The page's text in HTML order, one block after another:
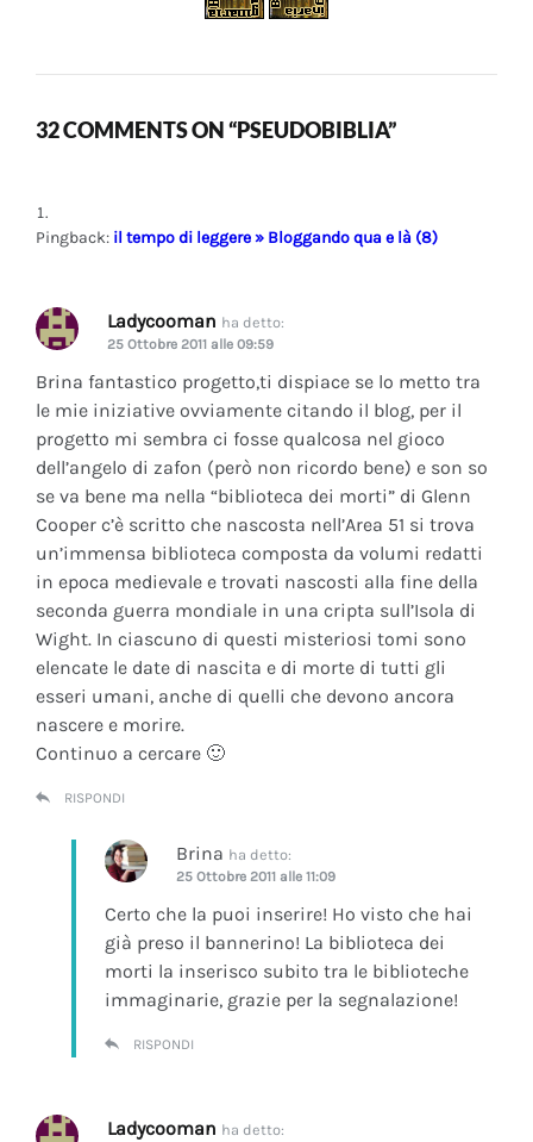
32 COMMENTS ON “PSEUDOBIBLIA”
Pingback: il tempo di leggere » Bloggando qua e là (8)
Ladycooman ha detto:
25 Ottobre 2011 alle 09:59
Brina fantastico progetto,ti dispiace se lo metto tra
le mie iniziative ovviamente citando il blog, per il
progetto mi sembra ci fosse qualcosa nel gioco
dell’angelo di zafon (però non ricordo bene) e son so
se va bene ma nella “biblioteca dei morti” di Glenn
Cooper c’è scritto che nascosta nell’Area 51 si trova
un’immensa biblioteca composta da volumi redatti
in epoca medievale e trovati nascosti alla fine della
seconda guerra mondiale in una cripta sull’Isola di
Wight. In ciascuno di questi misteriosi tomi sono
elencate le date di nascita e di morte di tutti gli
esseri umani, anche di quelli che devono ancora
nascere e morire.
Continuo a cercare 🙂
RISPONDI
Brina ha detto:
25 Ottobre 2011 alle 11:09
Certo che la puoi inserire! Ho visto che hai
già preso il bannerino! La biblioteca dei
morti la inserisco subito tra le biblioteche
immaginarie, grazie per la segnalazione!
RISPONDI
Ladycooman ha detto: